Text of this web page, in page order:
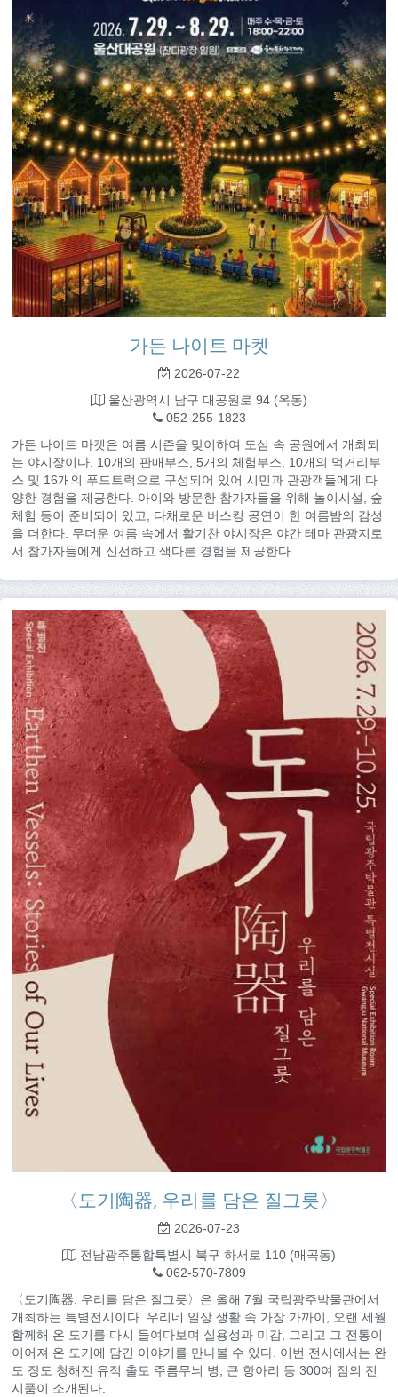
가든 나이트 마켓
2026-07-22
울산광역시 남구 대공원로 94 (옥동)
052-255-1823
가든 나이트 마켓은 여름 시즌을 맞이하여 도심 속 공원에서 개최되
는 야시장이다. 10개의 판매부스, 5개의 체험부스, 10개의 먹거리부
스 및 16개의 푸드트럭으로 구성되어 있어 시민과 관광객들에게 다
양한 경험을 제공한다. 아이와 방문한 참가자들을 위해 놀이시설, 숲
체험 등이 준비되어 있고, 다채로운 버스킹 공연이 한 여름밤의 감성
을 더한다. 무더운 여름 속에서 활기찬 야시장은 야간 테마 관광지로
서 참가자들에게 신선하고 색다른 경험을 제공한다.
〈도기陶器, 우리를 담은 질그릇〉
2026-07-23
전남광주통합특별시 북구 하서로 110 (매곡동)
062-570-7809
〈도기陶器, 우리를 담은 질그릇〉은 올해 7월 국립광주박물관에서
개최하는 특별전시이다. 우리네 일상 생활 속 가장 가까이, 오랜 세월
함께해 온 도기를 다시 들여다보며 실용성과 미감, 그리고 그 전통이
이어져 온 도기에 담긴 이야기를 만나볼 수 있다. 이번 전시에서는 완
도 장도 청해진 유적 출토 주름무늬 병, 큰 항아리 등 300여 점의 전
시품이 소개된다.